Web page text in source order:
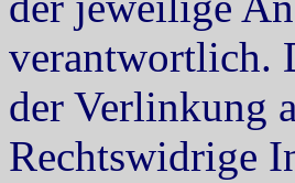
verantwortlich.
der Verlinkung
Rechtswidrige